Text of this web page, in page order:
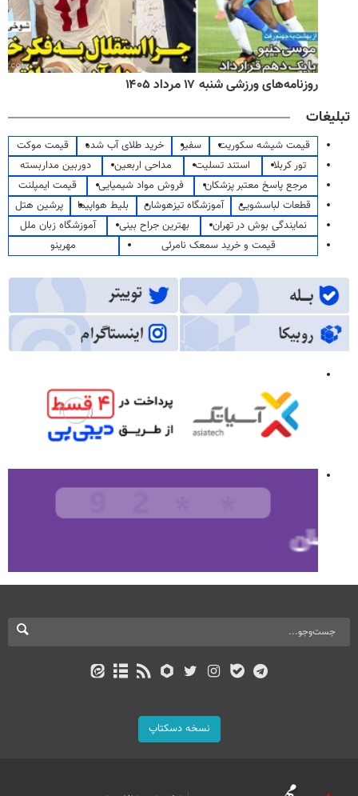
روزنامه‌های ورزشی شنبه ۱۷ مرداد ۱۴۰۵
تبلیغات
قیمت شیشه سکوریت سفیر خرید طلای آب شده
قیمت موکت
تور کربلا
استند تسلیت مداحی اربعین
دوربین مداربسته
مرجع پاسخ معتبر پزشکان
فروش مواد شیمیایی
قیمت ایمپلنت
قطعات لباسشویی
آموزشگاه تیزهوشان بلیط هواپیما
پرشین هتل
نمایندگی بوش در تهران
بهترین جراح بینی
آموزشگاه زبان ملل
قیمت و خرید سمعک نامرئی
مهرینو
نسخه دسکتاپ